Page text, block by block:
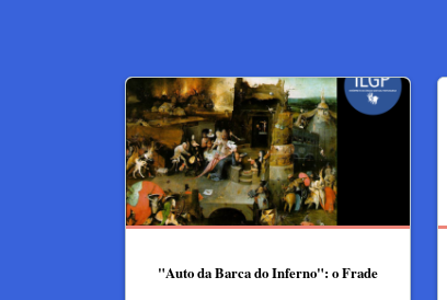
"Auto da Barca do Inferno": o Frade